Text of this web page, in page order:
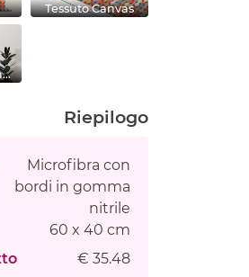
Tessuto Canvas
Pannelli fotografici
Riepilogo
Microfibra con
bordi in gomma
nitrile
60 x 40 cm
€ 35.48